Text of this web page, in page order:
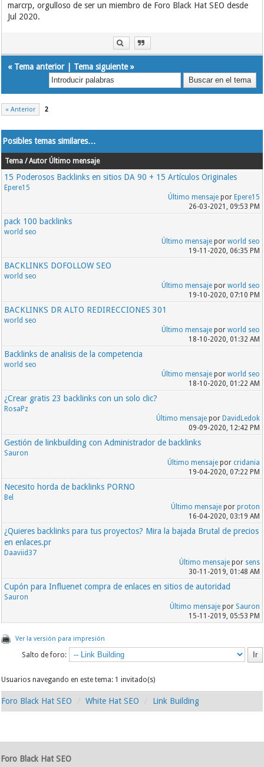
marcrp, orgulloso de ser un miembro de Foro Black Hat SEO desde
Jul 2020.
« Tema anterior| Tema siguiente»
« Anterior 2
Posibles temas similares…
Tema / Autor Último mensaje
15 Poderosos Backlinks en sitios DA 90 + 15 Artículos Originales
Epere15
Último mensajepor Epere15
26-03-2021, 09:53 PM
pack 100 backlinks
world seo
Último mensajepor world seo
19-11-2020, 06:35 PM
BACKLINKS DOFOLLOW SEO
world seo
Último mensajepor world seo
19-10-2020, 07:10 PM
BACKLINKS DR ALTO REDIRECCIONES 301
world seo
Último mensajepor world seo
18-10-2020, 01:32 AM
Backlinks de analisis de la competencia
world seo
Último mensajepor world seo
18-10-2020, 01:22 AM
¿Crear gratis 23 backlinks con un solo clic?
RosaPz
Último mensajepor DavidLedok
09-09-2020, 12:42 PM
Gestión de linkbuilding con Administrador de backlinks
Sauron
Último mensajepor cridania
19-04-2020, 07:22 PM
Necesito horda de backlinks PORNO
Bel
Último mensajepor proton
16-04-2020, 03:19 AM
¿Quieres backlinks para tus proyectos? Mira la bajada Brutal de precios
en enlaces.pr
Daaviid37
Último mensajepor sens
30-11-2019, 01:48 AM
Cupón para Influenet compra de enlaces en sitios de autoridad
Sauron
Último mensajepor Sauron
15-11-2019, 05:53 PM
Ver la versión para impresión
Salto de foro:
Usuarios navegando en este tema: 1 invitado(s)
Foro Black Hat SEO White Hat SEO Link Building
Foro Black Hat SEO